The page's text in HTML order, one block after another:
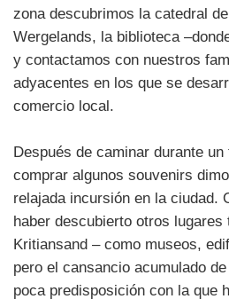
zona descubrimos la catedral
Wergelands, la biblioteca
y contactamos con nuestros
adyacentes en los que se
comercio local.
Después de caminar durante
comprar algunos souvenirs
relajada incursión en la ciudad.
haber descubierto otros
Kritiansand – como museos,
pero el cansancio acumulado
poca predisposición con la que